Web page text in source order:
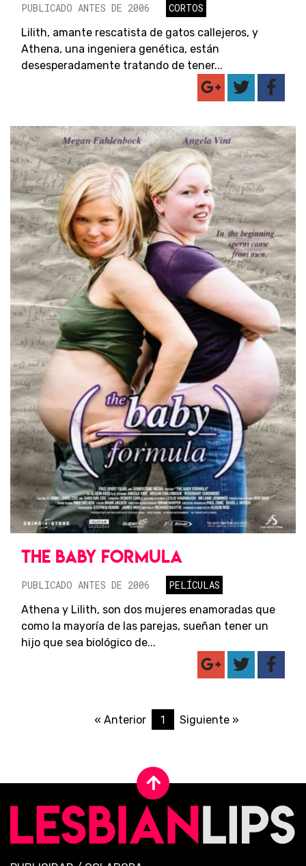
PUBLICADO ANTES DE 2006
CORTOS
Lilith, amante rescatista de gatos callejeros, y
Athena, una ingeniera genética, están
desesperadamente tratando de tener...
THE BABY FORMULA
PUBLICADO ANTES DE 2006
PELÍCULAS
Athena y Lilith, son dos mujeres enamoradas que
como la mayoría de las parejas, sueñan tener un
hijo que sea biológico de...
« Anterior 1 Siguiente »